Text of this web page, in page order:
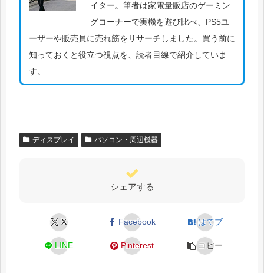
イター。筆者は家電量販店のゲーミン
グコーナーで実機を遊び比べ、PS5ユ
ーザーや販売員に売れ筋をリサーチしました。買う前に
知っておくと役立つ視点を、読者目線で紹介していま
す。
ディスプレイ パソコン・周辺機器
シェアする
X Facebook はてブ
LINE Pinterest コピー